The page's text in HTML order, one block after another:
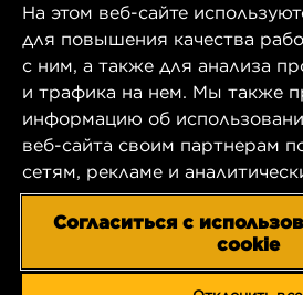
CAREER
COMPANY STORE
DATA PRIVACY
IMPRINT
Instagram
YouTube
1 Wix Way
P.O. Box 1967
Gastonia, NC 28054
US Product & Customer Service:
На этом веб-сайте
для повышения качества
с ним, а также для анализа
и трафика на нем. Мы также
информацию об
веб-сайта своим партнерам
сетям, рекламе и
Согласиться с
cookie